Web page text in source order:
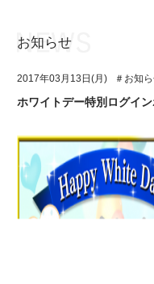
アプリゲーム
イベント・キャンペーン
ミュージック
ユニット&キャラクター
アプリゲーム
イベント・キャンペーン
お知らせ
2017年03月13日(月) ＃お知
ホワイトデー特別ログイ